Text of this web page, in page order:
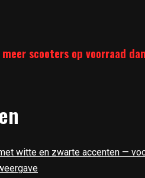
scooters op voorraad